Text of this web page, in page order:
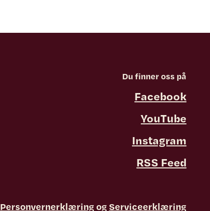
Du finner oss på
Facebook
YouTube
Instagram
RSS Feed
Personvernerklæringog Serviceerklæring